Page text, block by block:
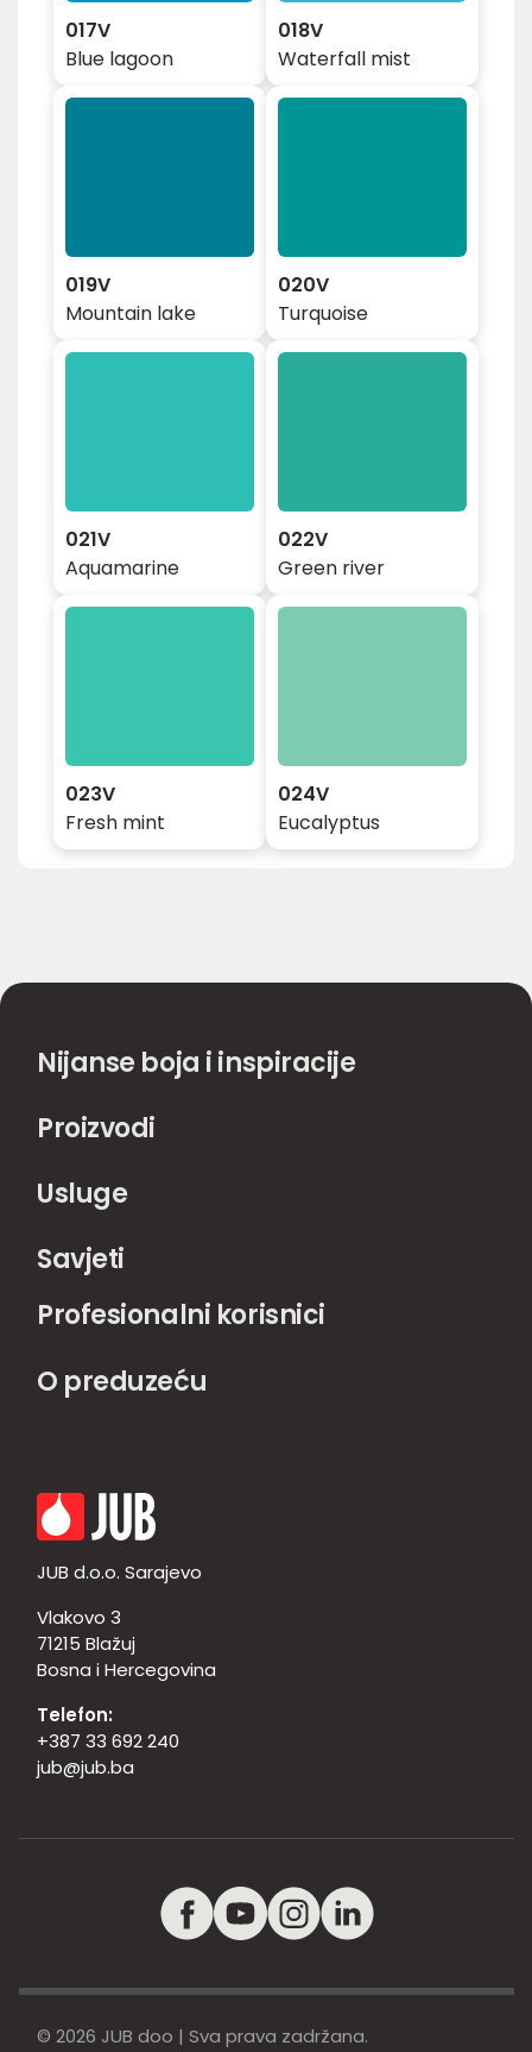
017V
Blue lagoon
018V
Waterfall mist
019V
Mountain lake
020V
Turquoise
021V
Aquamarine
022V
Green river
023V
Fresh mint
024V
Eucalyptus
Nijanse boja i inspiracije
Proizvodi
Usluge
Savjeti
Profesionalni korisnici
O preduzeću
JUB d.o.o. Sarajevo
Vlakovo 3
71215 Blažuj
Bosna i Hercegovina
Telefon:
+387 33 692 240
jub@jub.ba
© 2026 JUB doo | Sva prava zadržana.